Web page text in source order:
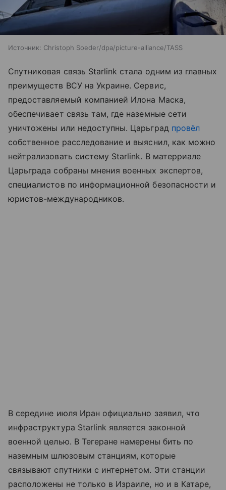
Источник: Christoph Soeder/dpa/picture-alliance/TASS
Спутниковая связь Starlink стала одним из главных
преимуществ ВСУ на Украине. Сервис,
предоставляемый компанией Илона Маска,
обеспечивает связь там, где наземные сети
уничтожены или недоступны. Царьград провёл
собственное расследование и выяснил, как можно
нейтрализовать систему Starlink. В матерриале
Царьграда собраны мнения военных экспертов,
специалистов по информационной безопасности и
юристов-международников.
В середине июля Иран официально заявил, что
инфраструктура Starlink является законной
военной целью. В Тегеране намерены бить по
наземным шлюзовым станциям, которые
связывают спутники с интернетом. Эти станции
расположены не только в Израиле, но и в Катаре,